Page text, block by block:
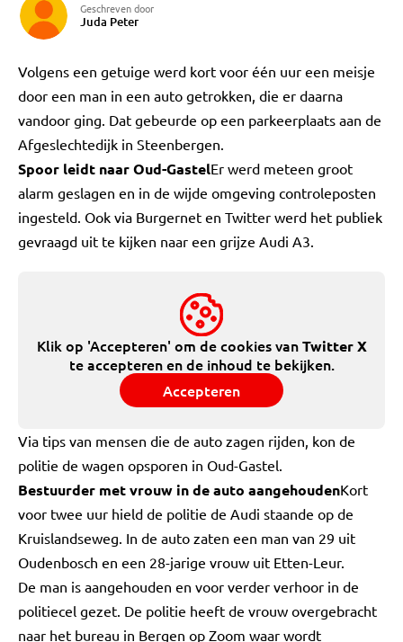
Geschreven door
Juda Peter
Volgens een getuige werd kort voor één uur een meisje
door een man in een auto getrokken, die er daarna
vandoor ging. Dat gebeurde op een parkeerplaats aan de
Afgeslechtedijk in Steenbergen.
Spoor leidt naar Oud-GastelEr werd meteen groot
alarm geslagen en in de wijde omgeving controleposten
ingesteld. Ook via Burgernet en Twitter werd het publiek
gevraagd uit te kijken naar een grijze Audi A3.
Klik op 'Accepteren' om de cookies vanTwitter X
te accepteren en de inhoud te bekijken.
Accepteren
Via tips van mensen die de auto zagen rijden, kon de
politie de wagen opsporen in Oud-Gastel.
Bestuurder met vrouw in de auto aangehoudenKort
voor twee uur hield de politie de Audi staande op de
Kruislandseweg. In de auto zaten een man van 29 uit
Oudenbosch en een 28-jarige vrouw uit Etten-Leur.
De man is aangehouden en voor verder verhoor in de
politiecel gezet. De politie heeft de vrouw overgebracht
naar het bureau in Bergen op Zoom waar wordt